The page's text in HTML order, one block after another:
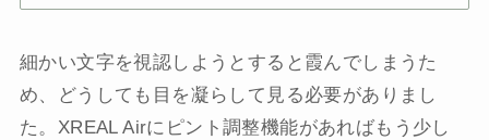
細かい文字を視認しようとすると霞んでしまうた
め、どうしても目を凝らして見る必要がありまし
た。XREAL Airにピント調整機能があればもう少し